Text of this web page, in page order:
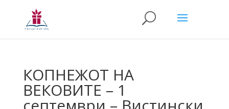
КОПНЕЖОТ НА
ВЕКОВИТЕ – 1